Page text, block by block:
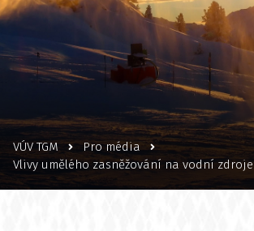
VÚV TGM
Pro média
Vlivy umělého zasněžování na vodní zdroje